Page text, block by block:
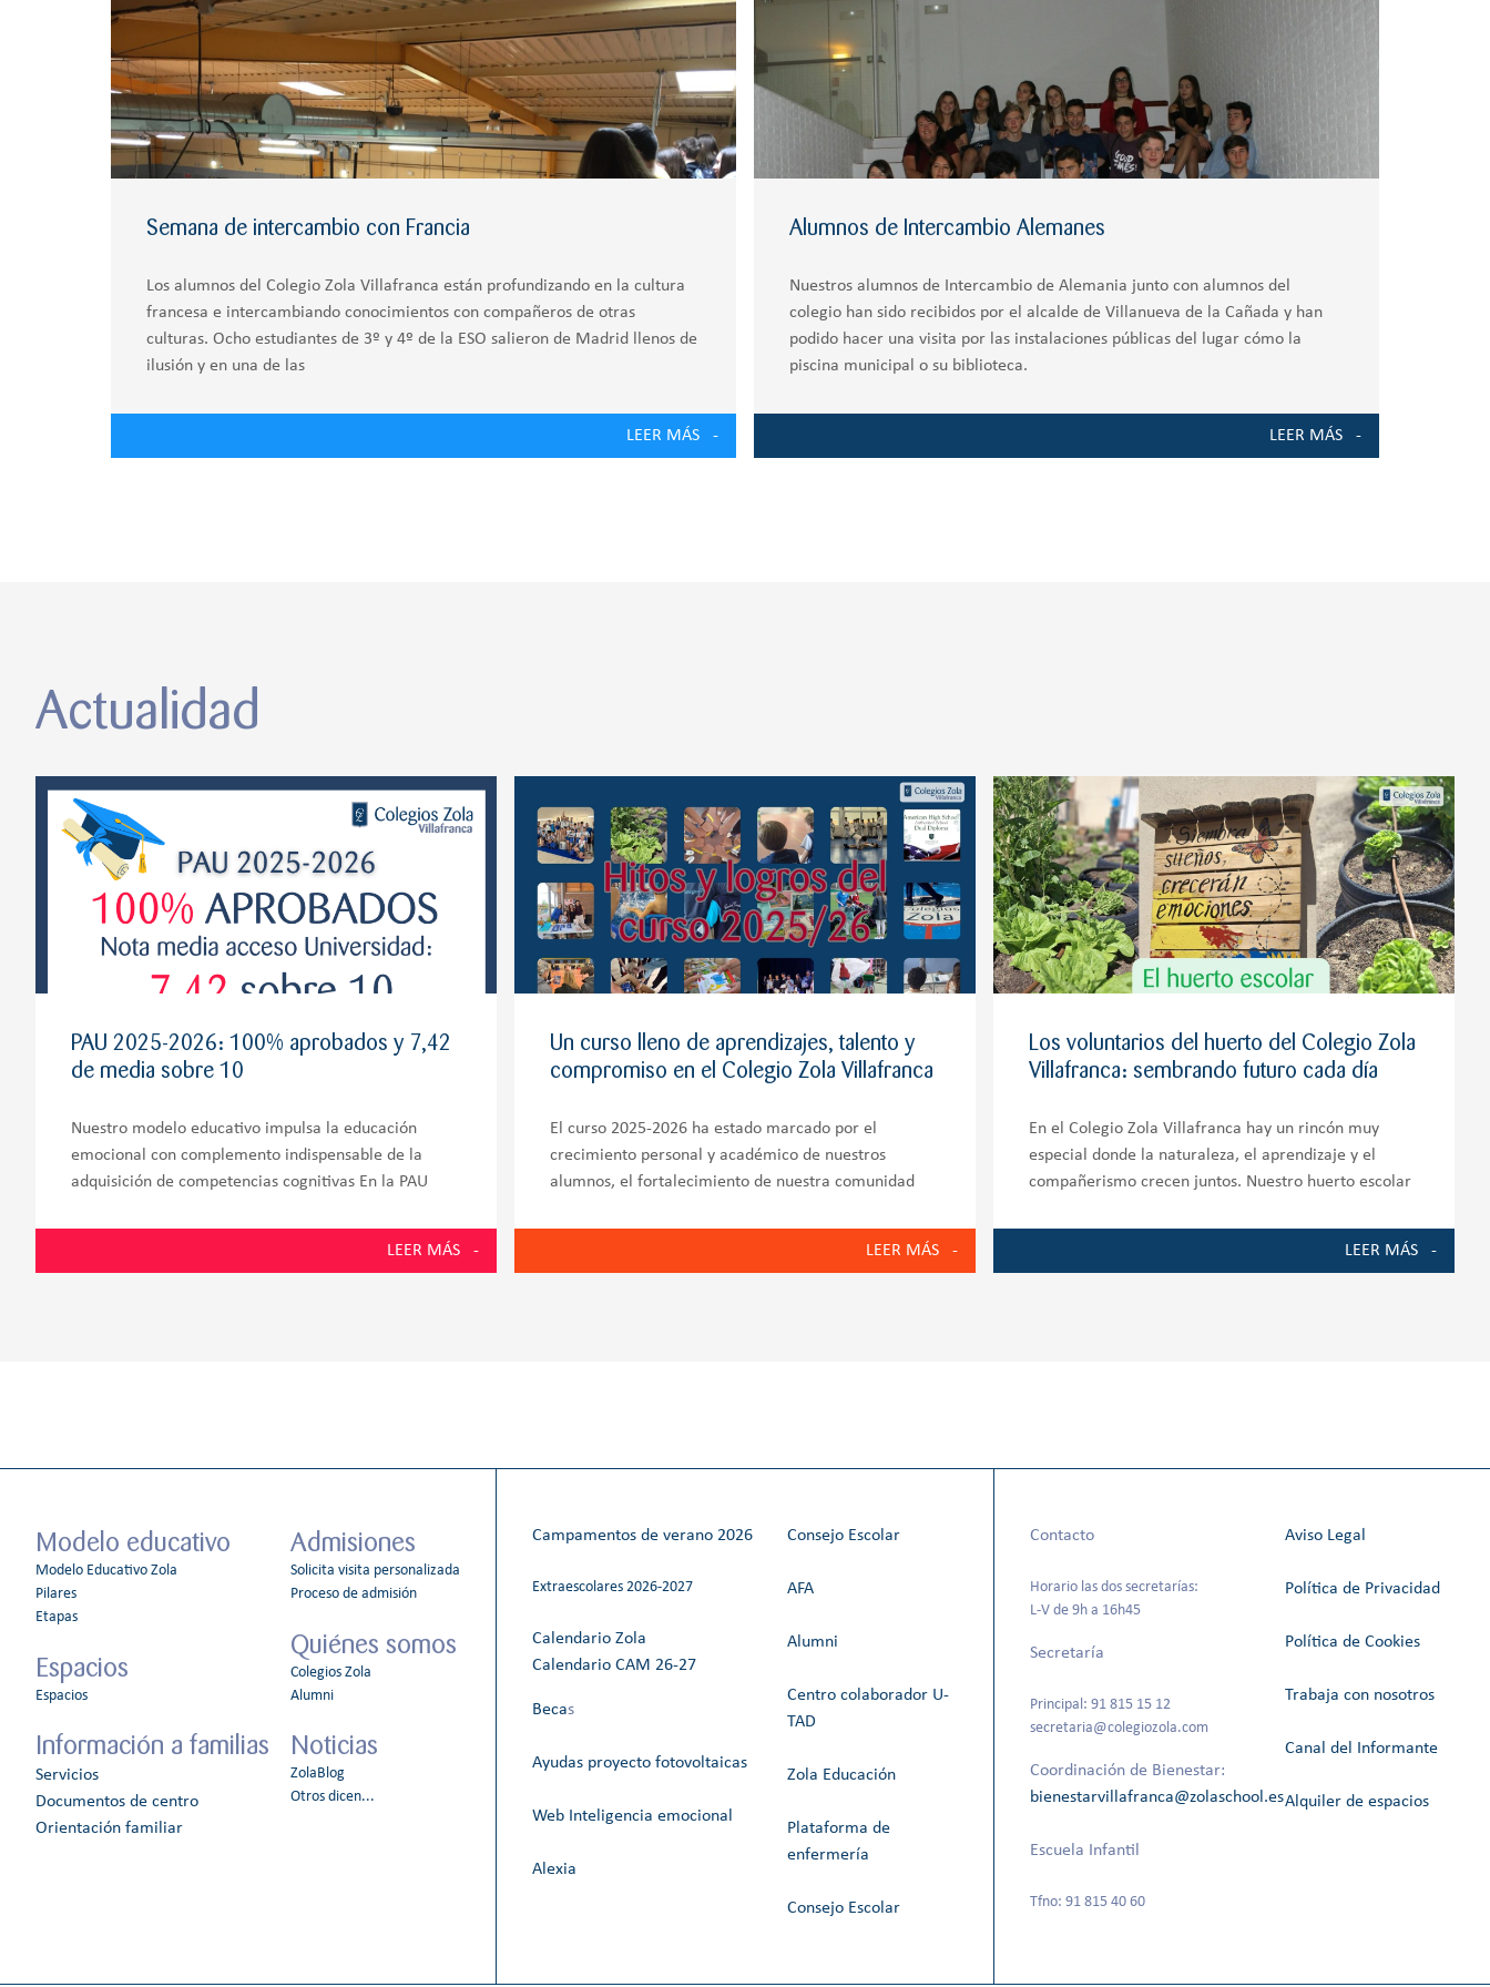
Semana de intercambio con Francia
Los alumnos del Colegio Zola Villafranca están profundizando en la cultura
francesa e intercambiando conocimientos con compañeros de otras
culturas. Ocho estudiantes de 3º y 4º de la ESO salieron de Madrid llenos de
ilusión y en una de las
LEER MÁS
Alumnos de Intercambio Alemanes
Nuestros alumnos de Intercambio de Alemania junto con alumnos del
colegio han sido recibidos por el alcalde de Villanueva de la Cañada y han
podido hacer una visita por las instalaciones públicas del lugar cómo la
piscina municipal o su biblioteca.
LEER MÁS
Actualidad
PAU 2025-2026: 100% aprobados y 7,42
de media sobre 10
Nuestro modelo educativo impulsa la educación
emocional con complemento indispensable de la
adquisición de competencias cognitivas En la PAU
LEER MÁS
Un curso lleno de aprendizajes, talento y
compromiso en el Colegio Zola Villafranca
El curso 2025-2026 ha estado marcado por el
crecimiento personal y académico de nuestros
alumnos, el fortalecimiento de nuestra comunidad
LEER MÁS
Los voluntarios del huerto del Colegio Zola
Villafranca: sembrando futuro cada día
En el Colegio Zola Villafranca hay un rincón muy
especial donde la naturaleza, el aprendizaje y el
compañerismo crecen juntos. Nuestro huerto escolar
LEER MÁS
Modelo educativo
Modelo Educativo Zola
Pilares
Etapas
Espacios
Espacios
Información a familias
Servicios
Documentos de centro
Orientación familiar
Admisiones
Solicita visita personalizada
Proceso de admisión
Quiénes somos
Colegios Zola
Alumni
Noticias
ZolaBlog
Otros dicen...
Campamentos de verano 2026
Extraescolares 2026-2027
Calendario Zola
Calendario CAM 26-27
Becas
Ayudas proyecto fotovoltaicas
Web Inteligencia emocional
Alexia
Consejo Escolar
AFA
Alumni
Centro colaborador U-
TAD
Zola Educación
Plataforma de
enfermería
Consejo Escolar
Contacto
Horario las dos secretarías:
L-V de 9h a 16h45
Secretaría
Principal: 91 815 15 12
secretaria@colegiozola.com
Coordinación de Bienestar:
bienestarvillafranca@zolaschool.es
Escuela Infantil
Tfno: 91 815 40 60
Aviso Legal
Política de Privacidad
Política de Cookies
Trabaja con nosotros
Canal del Informante
Alquiler de espacios